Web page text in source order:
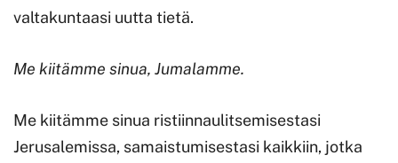
valtakuntaasi uutta tietä.
Me kiitämme sinua, Jumalamme.
Me kiitämme sinua ristiinnaulitsemisestasi
Jerusalemissa, samaistumisestasi kaikkiin, jotka